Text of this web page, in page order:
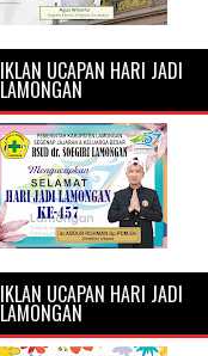
IKLAN UCAPAN HARI JADI
LAMONGAN
IKLAN UCAPAN HARI JADI
LAMONGAN